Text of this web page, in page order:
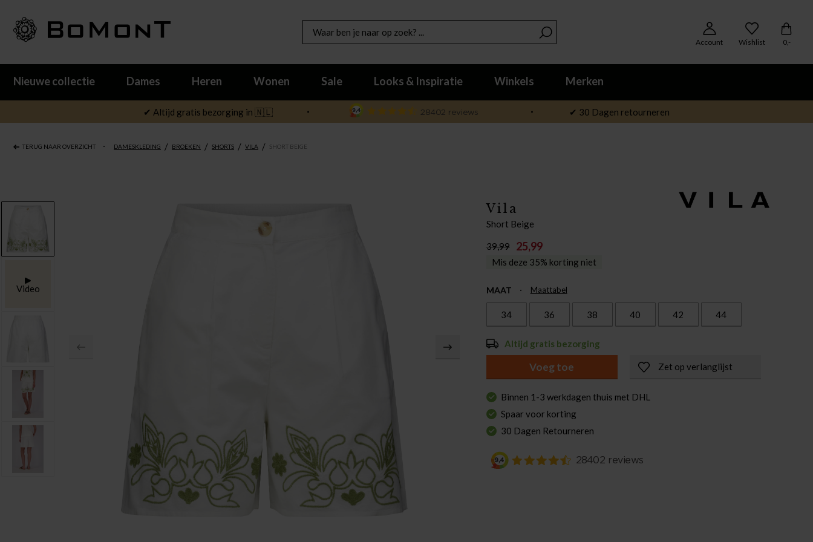
Account Wishlist 0,-
Nieuwe collectie Dames Heren Wonen Sale Looks & Inspiratie Winkels Merken
✔ Altijd gratis bezorging in 🇳🇱 ✔ 30 Dagen retourneren
TERUG NAAR OVERZICHT DAMESKLEDING / BROEKEN / SHORTS / VILA / SHORT BEIGE
Video
Vila
Short Beige
39,99 25,99
Mis deze 35% korting niet
MAAT Maattabel
34 36 38 40 42 44
Altijd gratis bezorging
Voeg toe Zet op verlanglijst
Binnen 1-3 werkdagen thuis met DHL
Spaar voor korting
30 Dagen Retourneren